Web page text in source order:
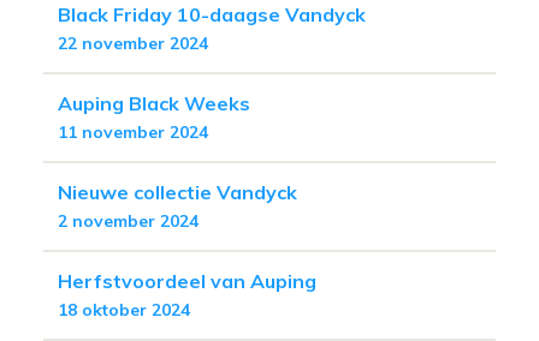
Black Friday 10-daagse Vandyck
22 november 2024
Auping Black Weeks
11 november 2024
Nieuwe collectie Vandyck
2 november 2024
Herfstvoordeel van Auping
18 oktober 2024